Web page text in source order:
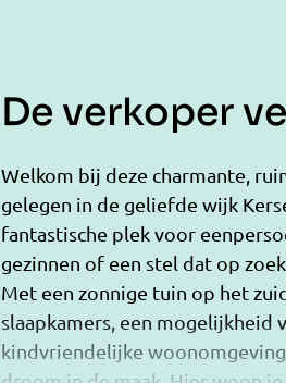
De verkoper
Welkom bij deze charmante,
gelegen in de geliefde wijk
fantastische plek voor
gezinnen of een stel dat op
Met een zonnige tuin op het
slaapkamers, een mogelijkheid
kindvriendelijke